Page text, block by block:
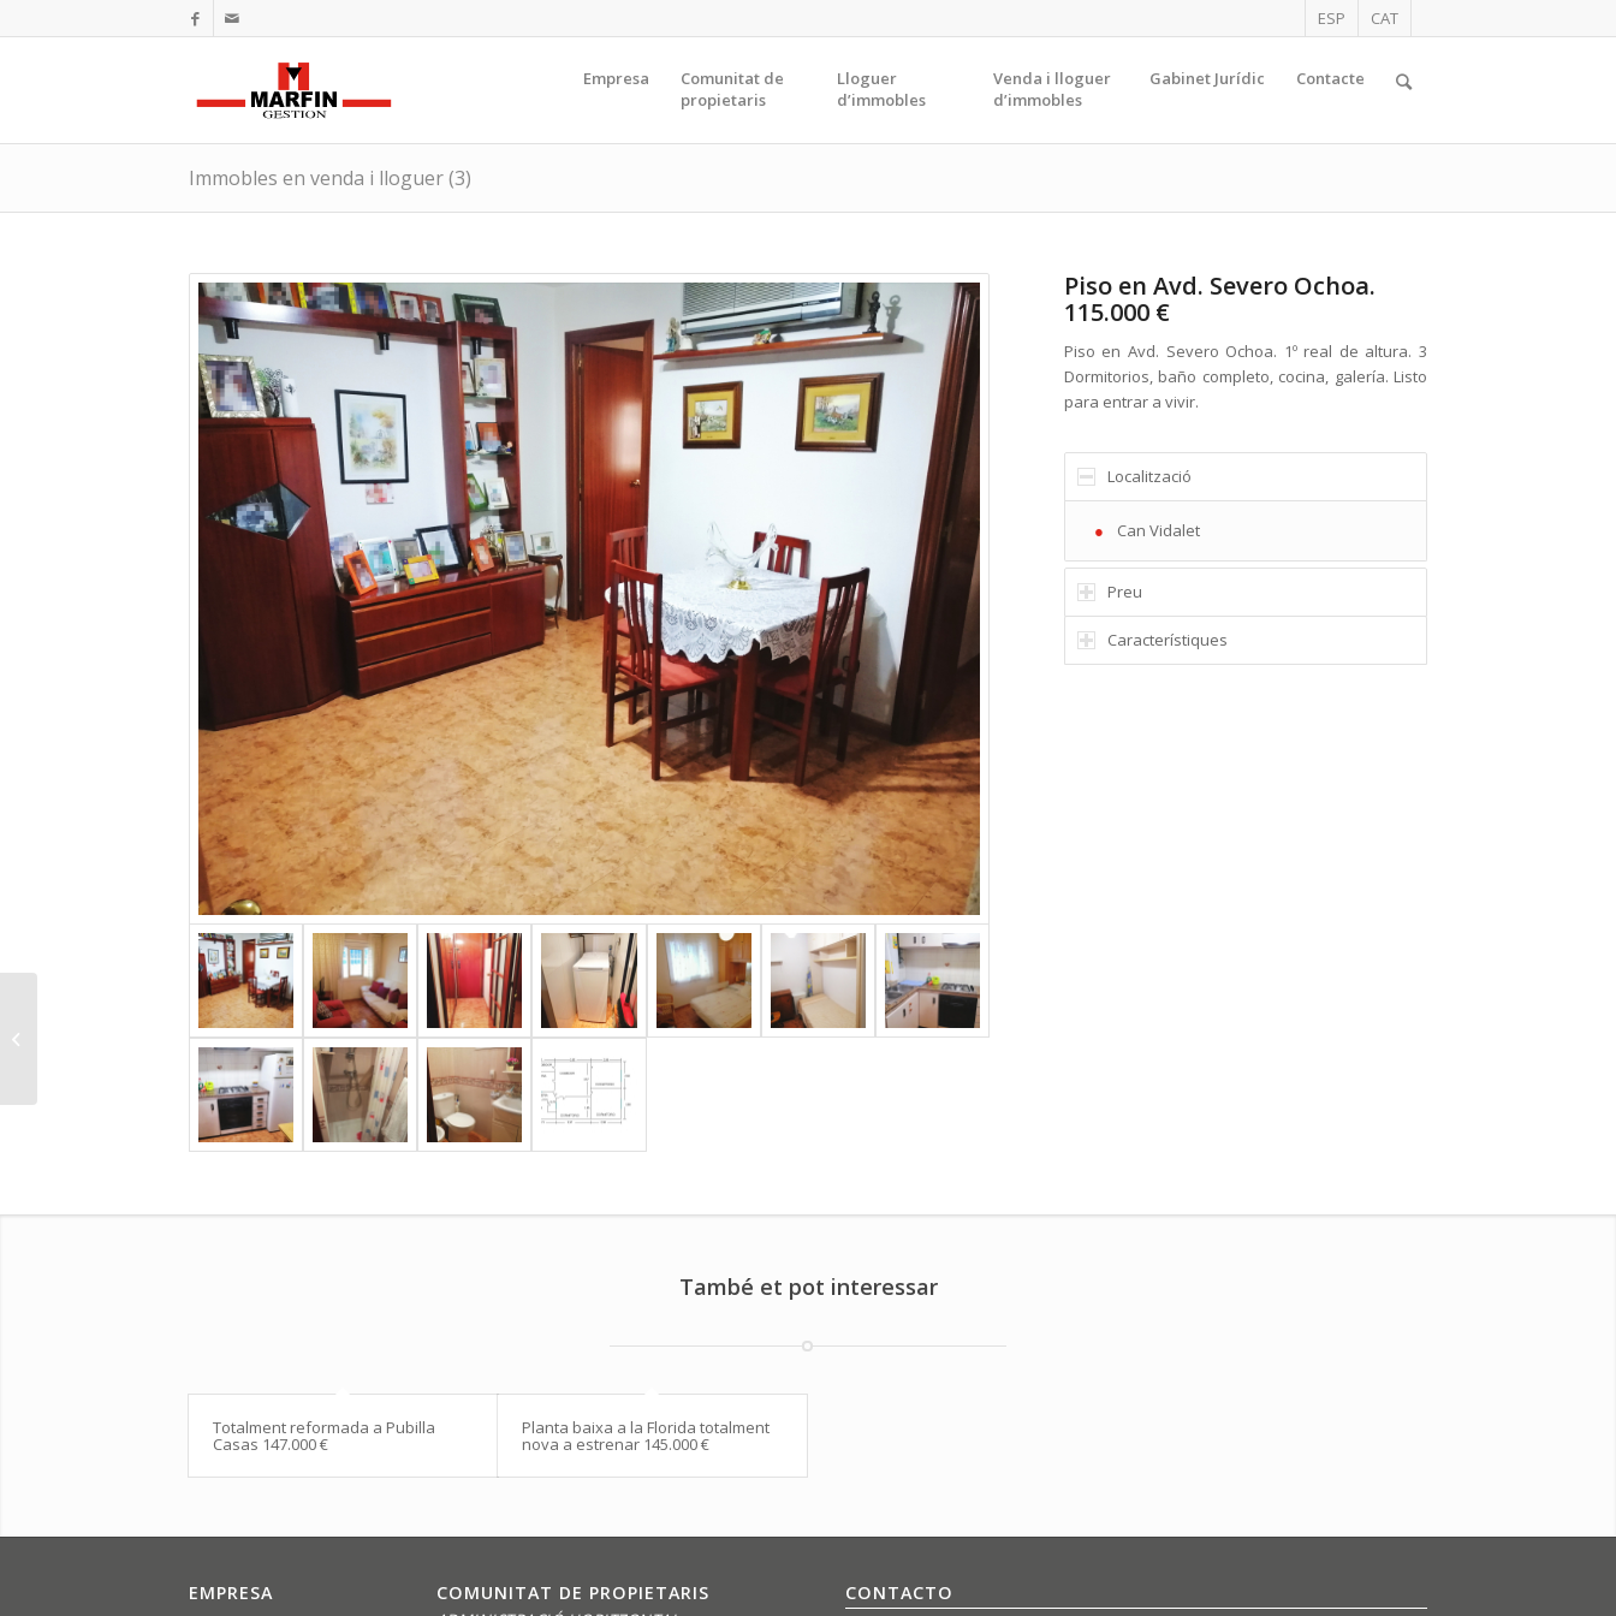
ESP CAT
Empresa
Comunitat de
propietaris
Lloguer
d’immobles
Venda i lloguer
d’immobles
Gabinet Jurídic Contacte
Immobles en venda i lloguer (3)
Piso en Avd. Severo Ochoa.
115.000 €
Piso en Avd. Severo Ochoa. 1º real de altura. 3
Dormitorios, baño completo, cocina, galería. Listo
para entrar a vivir.
Localització
Can Vidalet
Preu
Característiques
També et pot interessar
Totalment reformada a Pubilla
Casas 147.000 €
Planta baixa a la Florida totalment
nova a estrenar 145.000 €
EMPRESA COMUNITAT DE PROPIETARIS CONTACTO
Florida totalment nova